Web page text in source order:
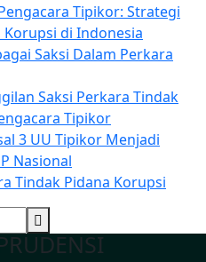
Tipikor: Strategi
Korupsi di Indonesia
Saksi Dalam Perkara
Saksi Perkara Tindak
Tipikor
3 UU Tipikor Menjadi
Nasional
Tindak Pidana Korupsi